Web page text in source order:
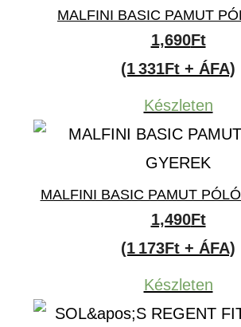
MALFINI BASIC PAMUT
1,690Ft
(1 331Ft + ÁFA)
Készleten
MALFINI BASIC PAMUT
1,490Ft
(1 173Ft + ÁFA)
Készleten